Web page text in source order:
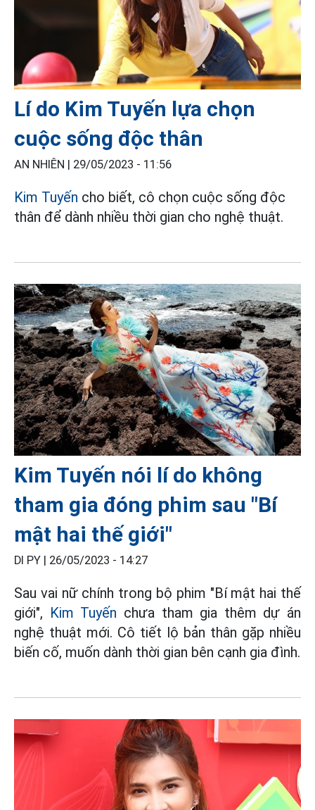
Lí do Kim Tuyến lựa chọn
cuộc sống độc thân
AN NHIÊN | 29/05/2023 - 11:56
Kim Tuyến cho biết, cô chọn cuộc sống độc
thân để dành nhiều thời gian cho nghệ thuật.
Kim Tuyến nói lí do không
tham gia đóng phim sau "Bí
mật hai thế giới"
DI PY | 26/05/2023 - 14:27
Sau vai nữ chính trong bộ phim "Bí mật hai thế
giới", Kim Tuyến chưa tham gia thêm dự án
nghệ thuật mới. Cô tiết lộ bản thân gặp nhiều
biến cố, muốn dành thời gian bên cạnh gia đình.